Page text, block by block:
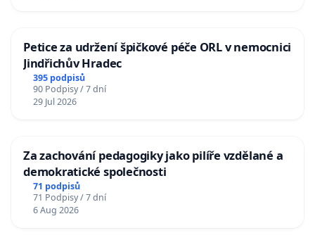
Petice za udržení špičkové péče ORL v nemocnici
Jindřichův Hradec
395 podpisů
90 Podpisy / 7 dní
29 Jul 2026
Za zachování pedagogiky jako pilíře vzdělané a
demokratické společnosti
71 podpisů
71 Podpisy / 7 dní
6 Aug 2026